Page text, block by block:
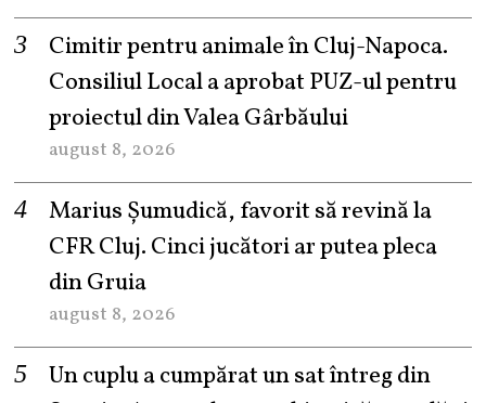
Cimitir pentru animale în Cluj-Napoca.
Consiliul Local a aprobat PUZ-ul pentru
proiectul din Valea Gârbăului
august 8, 2026
Marius Șumudică, favorit să revină la
CFR Cluj. Cinci jucători ar putea pleca
din Gruia
august 8, 2026
Un cuplu a cumpărat un sat întreg din